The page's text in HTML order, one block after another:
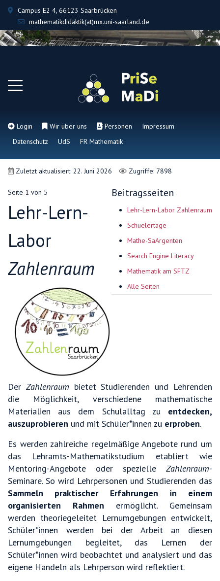
Campus E2 4, 66123 Saarbrücken
mathematikdidaktik(at)mx.uni-saarland.de
Login Wir über uns Personen
Impressum
Datenschutz
UdS FR Mathematik
Zuletzt aktualisiert: 22. Juni 2026 Zugriffe: 7898
Beitragsseiten
Lehr-Lern-Labor Zahlenraum
Schuelertage
Mathe-SaArgenten
Search Engine Literacy
Mathematik am SFTZ
Alle Seiten
Seite 1 von 5
Lehr-Lern-
Labor
Zahlenraum
DerZahlenraum bietet Studierenden und Lehrenden
die Möglichkeit, verschiedene mathematische
Materialien aus dem Schulalltag zu entdecken,
auszu­probieren und mit Schüler*innen zu erproben.
Es werden zahlreiche regelmäßige Angebote rund um
das Lehramts-Mathematikstudium etabliert wie
Mentoring-Angebote oder spezielle Zahlenraum-
Seminare. So wird Lehrpersonen und Studierenden das
Sammeln praktischer Erfah­rungen in einem
organisierten Rahmen ermöglicht. Gemeinsam
werden theoriegeleitet Lern­umgebungen entwickelt,
Schüler*innen werden bei der Arbeit an diesen
Lernumgebungen begleitet, das Lernen der
Schüler*innen wird beobachtet und analysiert und das
eigene Handeln als Lehrperson wird reflektiert.